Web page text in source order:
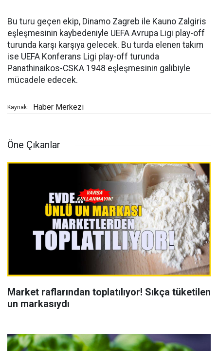
Bu turu geçen ekip, Dinamo Zagreb ile Kauno Zalgiris
eşleşmesinin kaybedeniyle UEFA Avrupa Ligi play-off
turunda karşı karşıya gelecek. Bu turda elenen takım
ise UEFA Konferans Ligi play-off turunda
Panathinaikos-CSKA 1948 eşleşmesinin galibiyle
mücadele edecek.
Kaynak: Haber Merkezi
Öne Çıkanlar
Market raflarından toplatılıyor! Sıkça tüketilen
un markasıydı